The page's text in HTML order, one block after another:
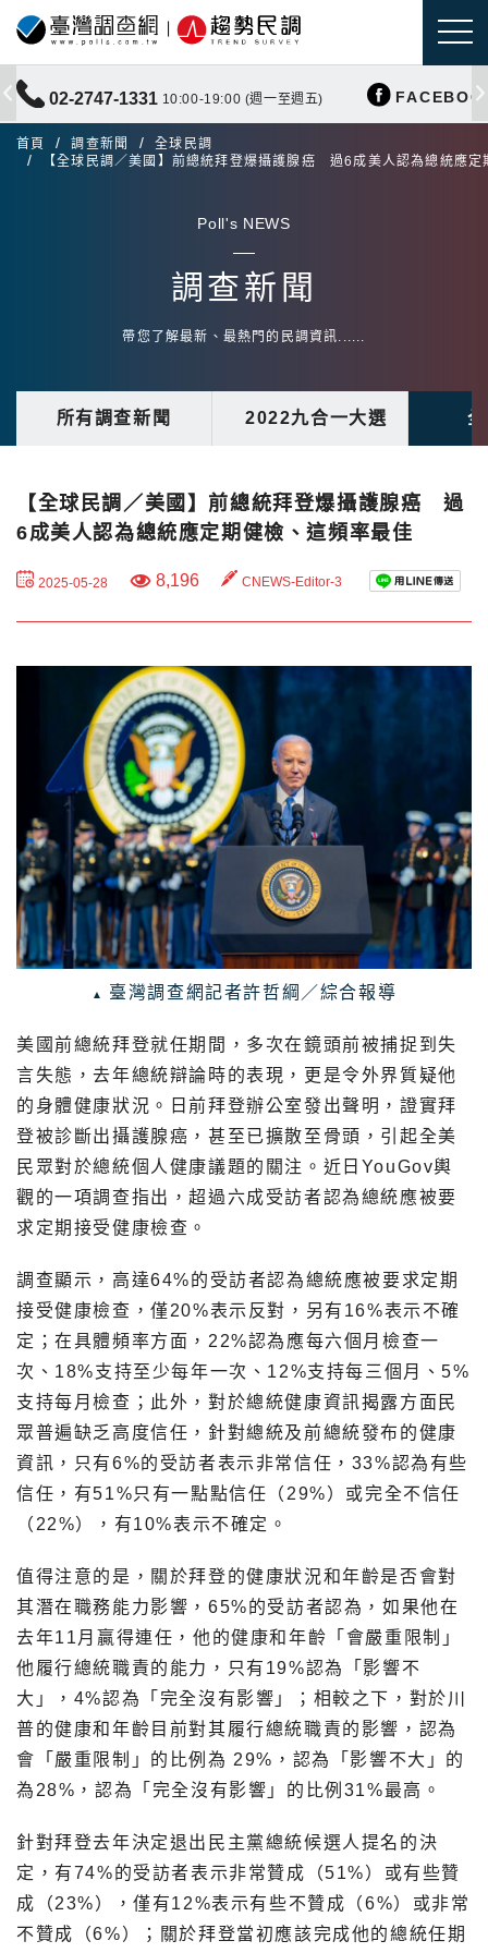
02-2747-1331 10:00-19:00 (週一至週五)
首頁 調查新聞
全球民調
【全球民調／美國】前總統拜登爆攝護腺癌 過6成美人認為總統應定
Poll's NEWS
調查新聞
帶您了解最新、最熱門的民調資訊......
所有調查新聞 2022九合一大選
【全球民調／美國】前總統拜登爆攝護腺癌 過
6成美人認為總統應定期健檢、這頻率最佳
2025-05-28 8,196 CNEWS-Editor-3
臺灣調查網記者許哲綱／綜合報導
美國前總統拜登就任期間，多次在鏡頭前被捕捉到失
言失態，去年總統辯論時的表現，更是令外界質疑他
的身體健康狀況。日前拜登辦公室發出聲明，證實拜
登被診斷出攝護腺癌，甚至已擴散至骨頭，引起全美
民眾對於總統個人健康議題的關注。近日YouGov輿
觀的一項調查指出，超過六成受訪者認為總統應被要
求定期接受健康檢查。
調查顯示，高達64%的受訪者認為總統應被要求定期
接受健康檢查，僅20%表示反對，另有16%表示不確
定；在具體頻率方面，22%認為應每六個月檢查一
次、18%支持至少每年一次、12%支持每三個月、5%
支持每月檢查；此外，對於總統健康資訊揭露方面民
眾普遍缺乏高度信任，針對總統及前總統發布的健康
資訊，只有6%的受訪者表示非常信任，33%認為有些
信任，有51%只有一點點信任（29%）或完全不信任
（22%），有10%表示不確定。
值得注意的是，關於拜登的健康狀況和年齡是否會對
其潛在職務能力影響，65%的受訪者認為，如果他在
去年11月贏得連任，他的健康和年齡「會嚴重限制」
他履行總統職責的能力，只有19%認為「影響不
大」，4%認為「完全沒有影響」；相較之下，對於川
普的健康和年齡目前對其履行總統職責的影響，認為
會「嚴重限制」的比例為 29%，認為「影響不大」的
為28%，認為「完全沒有影響」的比例31%最高。
針對拜登去年決定退出民主黨總統候選人提名的決
定，有74%的受訪者表示非常贊成（51%）或有些贊
成（23%），僅有12%表示有些不贊成（6%）或非常
不贊成（6%）；關於拜登當初應該完成他的總統任期